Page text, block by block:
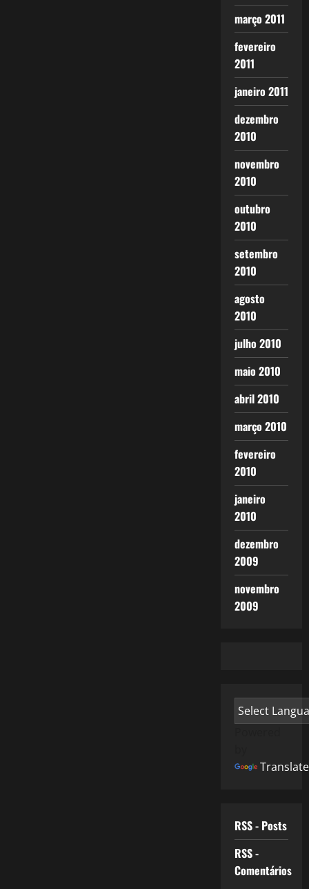
março 2011
fevereiro
2011
janeiro 2011
dezembro
2010
novembro
2010
outubro
2010
setembro
2010
agosto
2010
julho 2010
maio 2010
abril 2010
março 2010
fevereiro
2010
janeiro
2010
dezembro
2009
novembro
2009
Translate
RSS - Posts
RSS -
Comentários